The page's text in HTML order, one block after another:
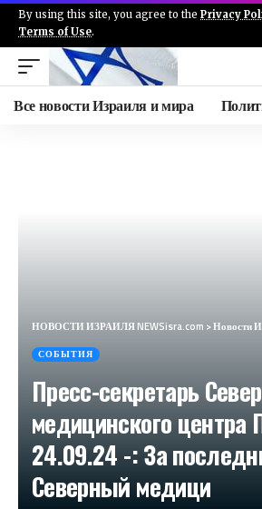
By using this site, you agree to the Privacy
Terms of Use.
Все новости Израиля и мира
НОВОСТИ ИЗРАИЛЯ NEWSisra.com >Новости
СОБЫТИЯ
Пресс-секретарь
медицинского центра
24.09.24 -: За
Северный медици